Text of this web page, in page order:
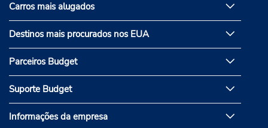
Carros mais alugados
Destinos mais procurados nos EUA
Parceiros Budget
Suporte Budget
Informações da empresa